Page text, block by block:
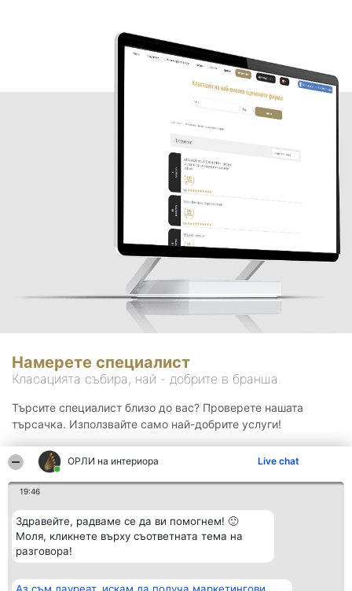
ОРЛИ на интериора Live chat
19:46
Здравейте, радваме се да ви помогнем! 🙂
Моля, кликнете върху съответната тема на
разговора!
Намерете специалист
Класацията събира, най - добрите в бранша.
Търсите специалист близо до вас? Проверете нашата
търсачка. Използвайте само най-добрите услуги!